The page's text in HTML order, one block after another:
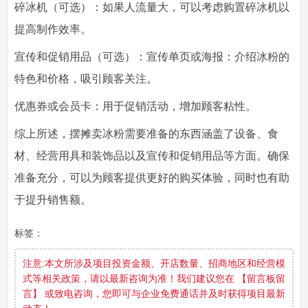
碎冰机（可选）：如果人流量大，可以考虑购置碎冰机以
提高制作效率。
宣传和促销用品（可选）：宣传单页或海报：介绍冰粉的
特色和价格，吸引顾客关注。
优惠券或会员卡：用于促销活动，增加顾客粘性。
综上所述，摆摊卖冰粉需要准备的东西涵盖了设备、食
材、经营用具和装饰品以及宣传和促销用品等方面。确保
准备充分，可以为顾客提供更好的购买体验，同时也有助
于提升销售额。
标签：
注意:本文所涉及项目投资金额、开店数量、招商地区和经营模
式等相关政策，请以最新咨询为准！我们建议您在 【留言板留
言】 或致电咨询，您即可与企业免费通话并及时获得项目最新